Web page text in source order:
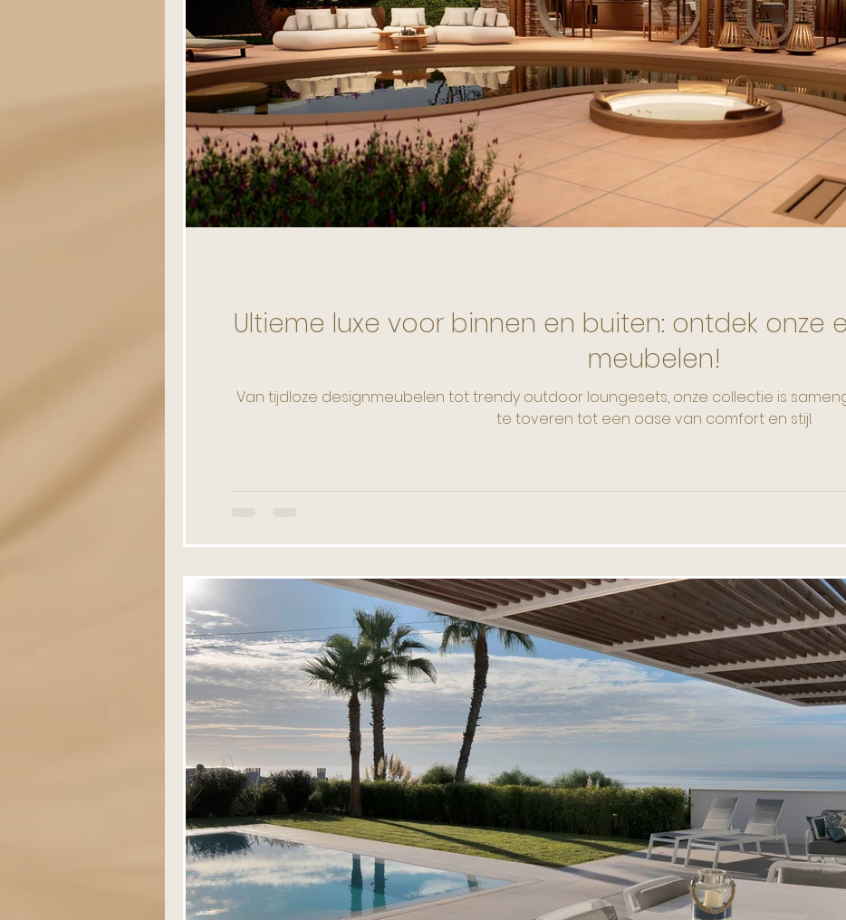
Vakantie huizen Vakantie Spanje Droomhuis Huis Huren
Verhuizen naar het buitenland Wonen in Spanje Antieke Meubelen Unieke
Opgezette Dieren Unieke Decoratie Antieke Interieurstukken Gewei Lampen
Ultieme luxe voor binnen en buiten: ontdek onze
meubelen!
Van tijdloze designmeubelen tot trendy outdoor loungesets, onze collectie is
te toveren tot een oase van comfort en stijl.